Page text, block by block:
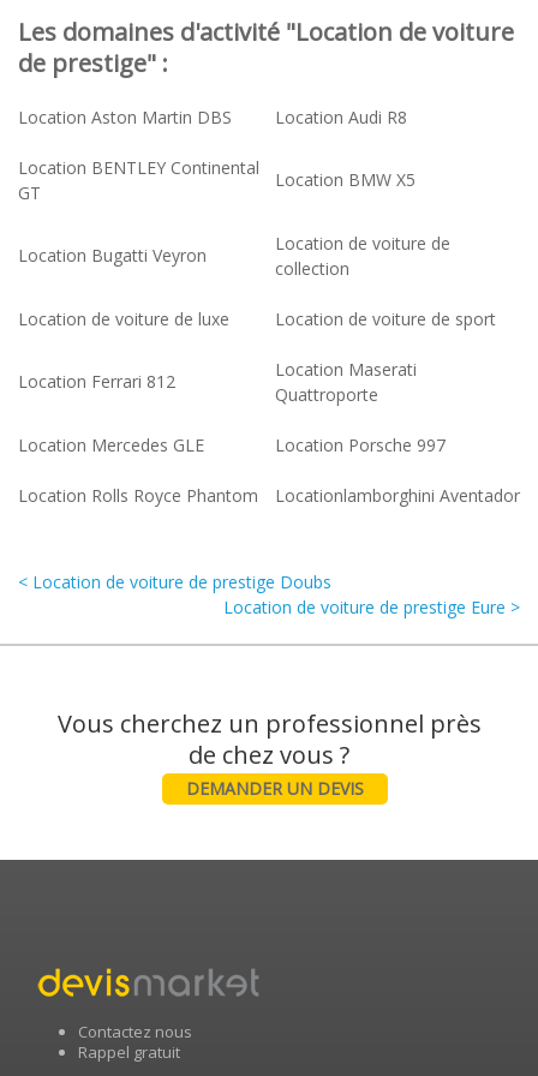
Les domaines d'activité "Location de voiture
de prestige" :
Location Aston Martin DBS Location Audi R8
Location BENTLEY Continental
GT
Location BMW X5
Location Bugatti Veyron
Location de voiture de
collection
Location de voiture de luxe Location de voiture de sport
Location Ferrari 812
Location Maserati
Quattroporte
Location Mercedes GLE Location Porsche 997
Location Rolls Royce Phantom Locationlamborghini Aventador
< Location de voiture de prestige Doubs
Location de voiture de prestige Eure >
Vous cherchez un professionnel près
DEMANDER UN DEVIS
Contactez nous
Rappel gratuit